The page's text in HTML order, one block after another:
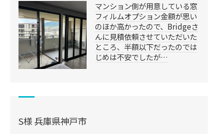
マンション側が用意している窓
フィルムオプション金額が思い
のほか高かったので、Bridgeさ
んに見積依頼させていただいた
ところ、半額以下だったのでは
じめは不安でしたが…
S様 兵庫県神戸市